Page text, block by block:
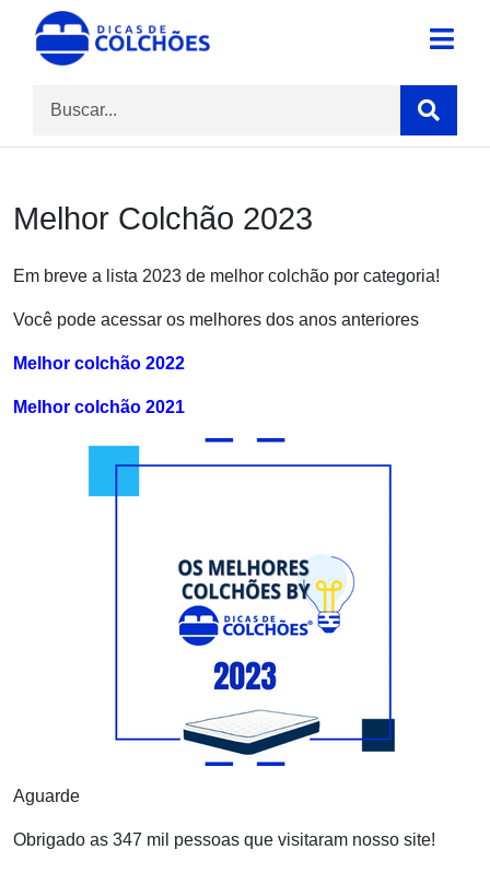
content
Dicas de Colchões
Site para Dicas de Colchões e reviews
Melhor Colchão 2023
Em breve a lista 2023 de melhor colchão por categoria!
Você pode acessar os melhores dos anos anteriores
Melhor colchão 2022
Melhor colchão 2021
Aguarde
Obrigado as 347 mil pessoas que visitaram nosso site!